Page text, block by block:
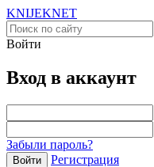
KNIJEKNET
Войти
Вход в аккаунт
Забыли пароль?
Войти
Регистрация